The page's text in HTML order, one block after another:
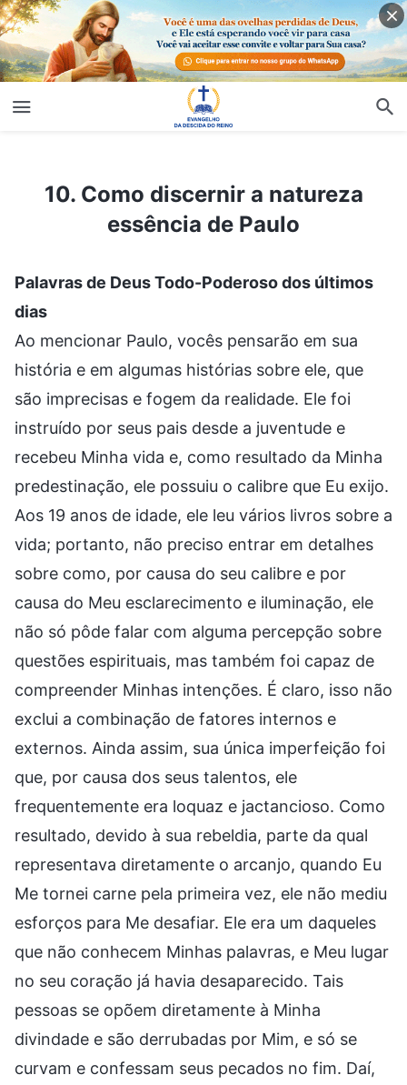
10. Como discernir a natureza essência de Paulo
10. Como discernir a natureza
essência de Paulo
Palavras de Deus Todo-Poderoso dos últimos
dias
Ao mencionar Paulo, vocês pensarão em sua
história e em algumas histórias sobre ele, que
são imprecisas e fogem da realidade. Ele foi
instruído por seus pais desde a juventude e
recebeu Minha vida e, como resultado da Minha
predestinação, ele possuiu o calibre que Eu exijo.
Aos 19 anos de idade, ele leu vários livros sobre a
vida; portanto, não preciso entrar em detalhes
sobre como, por causa do seu calibre e por
causa do Meu esclarecimento e iluminação, ele
não só pôde falar com alguma percepção sobre
questões espirituais, mas também foi capaz de
compreender Minhas intenções. É claro, isso não
exclui a combinação de fatores internos e
externos. Ainda assim, sua única imperfeição foi
que, por causa dos seus talentos, ele
frequentemente era loquaz e jactancioso. Como
resultado, devido à sua rebeldia, parte da qual
representava diretamente o arcanjo, quando Eu
Me tornei carne pela primeira vez, ele não mediu
esforços para Me desafiar. Ele era um daqueles
que não conhecem Minhas palavras, e Meu lugar
no seu coração já havia desaparecido. Tais
pessoas se opõem diretamente à Minha
divindade e são derrubadas por Mim, e só se
curvam e confessam seus pecados no fim. Daí,